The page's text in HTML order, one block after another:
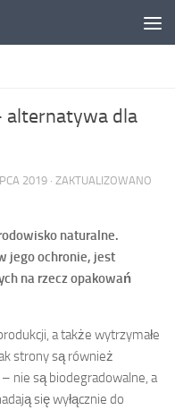
alternatywa dla
2019 · ZAKTUALIZOWANO
naturalne.
jego ochronie, jest
na rzecz opakowań
a także wytrzymałe
strony są również
nie są biodegradowalne, a
się wyłącznie do